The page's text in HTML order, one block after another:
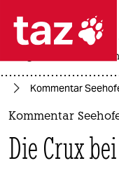

politik
Kommentar
Kommentar
Die Crux